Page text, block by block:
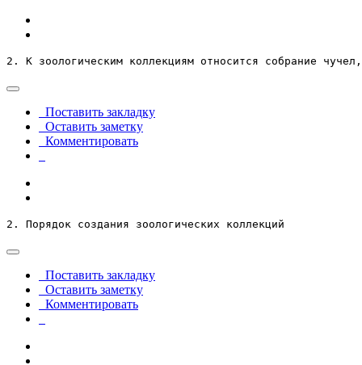
2. К зоологическим коллекциям относится собрание
Поставить закладку
Оставить заметку
Комментировать
2. Порядок создания зоологических коллекций
Поставить закладку
Оставить заметку
Комментировать